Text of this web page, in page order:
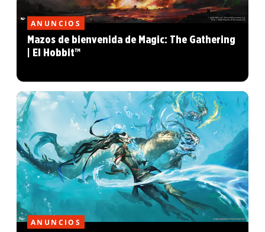
ANUNCIOS
Mazos de bienvenida de Magic: The Gathering
| El Hobbit™
ANUNCIOS